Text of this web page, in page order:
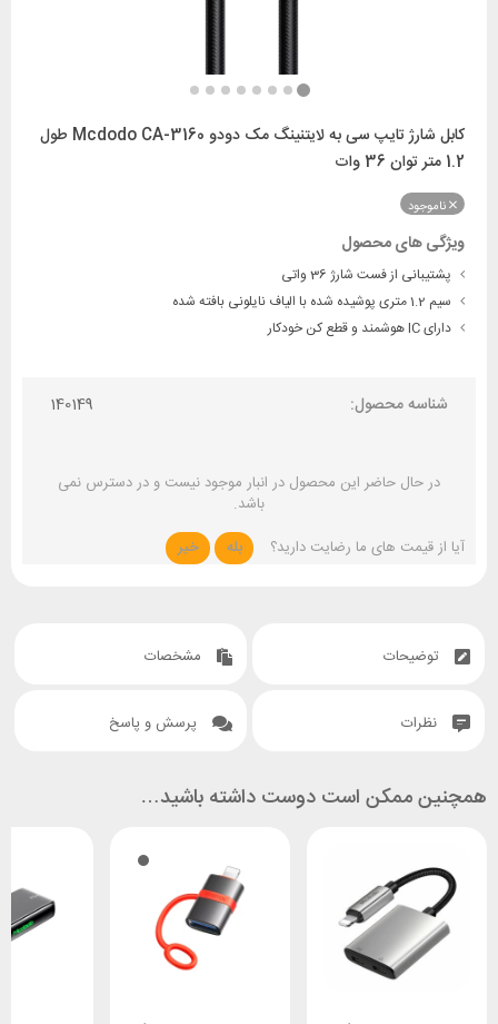
کابل شارژ تایپ سی به لایتنینگ مک دودو Mcdodo CA-3160 طول
1.2 متر توان 36 وات
ناموجود
ویژگی های محصول
پشتیبانی از فست شارژ 36 واتی
سیم 1.2 متری پوشیده شده با الیاف نایلونی بافته شده
دارای IC هوشمند و قطع کن خودکار
شناسه محصول: 140149
در حال حاضر این محصول در انبار موجود نیست و در دسترس نمی
باشد.
آیا از قیمت های ما رضایت دارید؟
بله خیر
توضیحات مشخصات
نظرات پرسش و پاسخ
همچنین ممکن است دوست داشته باشید…